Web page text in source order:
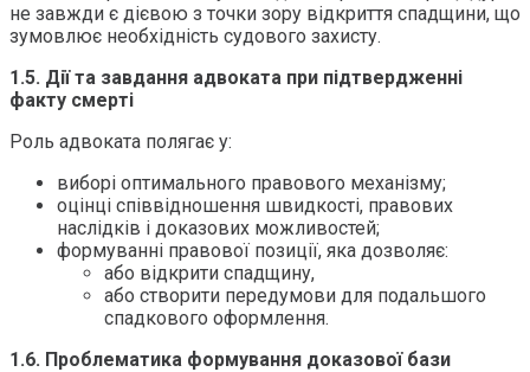
не завжди є дієвою з точки зору відкриття спадщини, що
зумовлює необхідність судового захисту.
1.5. Дії та завдання адвоката при підтвердженні
факту смерті
Роль адвоката полягає у:
виборі оптимального правового механізму;
оцінці співвідношення швидкості, правових
наслідків і доказових можливостей;
формуванні правової позиції, яка дозволяє:
або відкрити спадщину,
або створити передумови для подальшого
спадкового оформлення.
1.6. Проблематика формування доказової бази